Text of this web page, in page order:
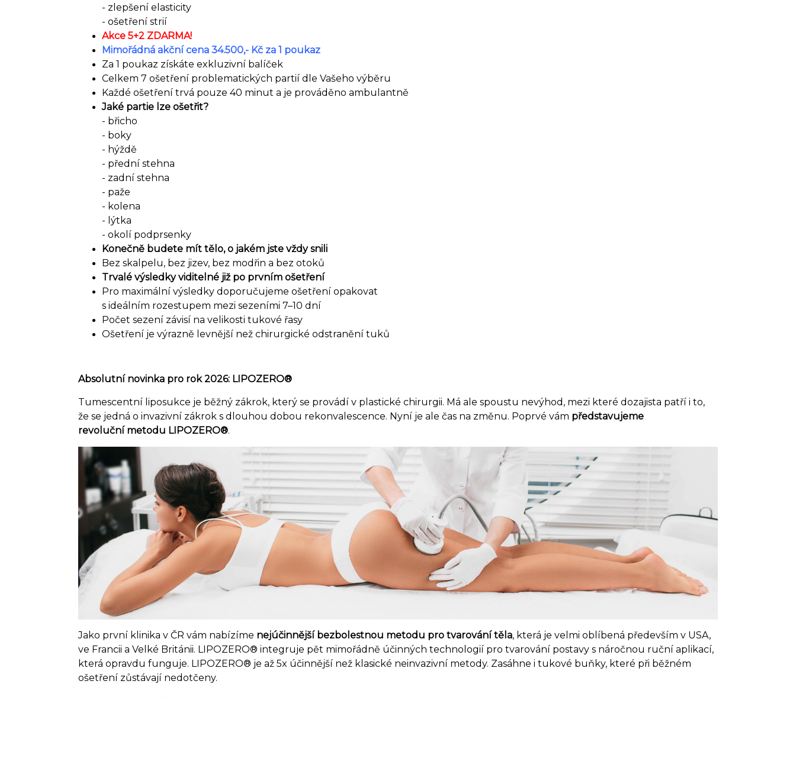
- zlepšení elasticity
- ošetření strií
Akce 5+2 ZDARMA!
Mimořádná akční cena 34.500,- Kč za 1 poukaz
Za 1 poukaz získáte exkluzivní balíček
Celkem 7 ošetření problematických partií dle Vašeho výběru
Každé ošetření trvá pouze 40 minut a je prováděno ambulantně
Jaké partie lze ošetřit?
- břicho
- boky
- hýždě
- přední stehna
- zadní stehna
- paže
- kolena
- lýtka
- okolí podprsenky
Konečně budete mít tělo, o jakém jste vždy snili
Bez skalpelu, bez jizev, bez modřin a bez otoků
Trvalé výsledky viditelné již po prvním ošetření
Pro maximální výsledky doporučujeme ošetření opakovat
s ideálním rozestupem mezi sezeními 7–10 dní
Počet sezení závisí na velikosti tukové řasy
Ošetření je výrazně levnější než chirurgické odstranění tuků
Absolutní novinka pro rok 2026: LIPOZERO®
Tumescentní liposukce je běžný zákrok, který se provádí v plastické chirurgii. Má ale spoustu nevýhod, mezi které dozajista patří i to,
že se jedná o invazivní zákrok s dlouhou dobou rekonvalescence. Nyní je ale čas na změnu. Poprvé vám představujeme
revoluční metodu LIPOZERO®.
Jako první klinika v ČR vám nabízíme nejúčinnější bezbolestnou metodu pro tvarování těla, která je velmi oblíbená především v USA,
ve Francii a Velké Británii. LIPOZERO® integruje pět mimořádně účinných technologií pro tvarování postavy s náročnou ruční aplikací,
která opravdu funguje. LIPOZERO® je až 5x účinnější než klasické neinvazivní metody. Zasáhne i tukové buňky, které při běžném
ošetření zůstávají nedotčeny.